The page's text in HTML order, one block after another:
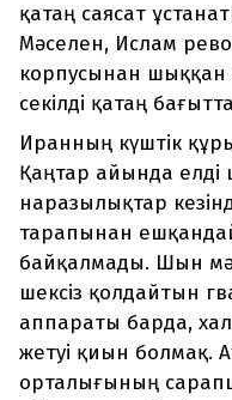
қатаң саясат
Мәселен, Ислам
корпусынан
секілді қатаң
Иранның күштік
Қаңтар айында
наразылықтар
тарапынан ешқандай
байқалмады. Шын
шексіз қолдайтын
аппараты барда,
жетуі қиын болмақ.
орталығының